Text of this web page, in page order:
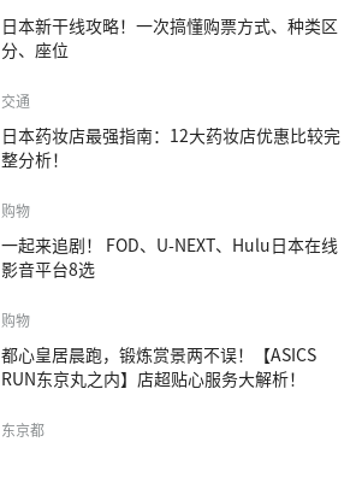
日本新干线攻略！一次搞懂购票方式、种类区
分、座位
交通
日本药妆店最强指南：12大药妆店优惠比较完
整分析！
购物
一起来追剧！ FOD、U-NEXT、Hulu日本在线
影音平台8选
购物
都心皇居晨跑，锻炼赏景两不误！【ASICS
RUN东京丸之内】店超贴心服务大解析！
东京都